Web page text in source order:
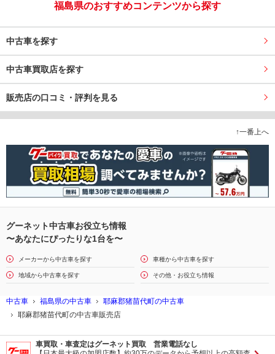
福島県のおすすめコンテンツから探す
中古車を探す
中古車買取店を探す
販売店の口コミ・評判を見る
↑一番上へ
グーネット中古車お役立ち情報
〜あなたにぴったりな1台を〜
メーカーから中古車を探す 車種から中古車を探す
地域から中古車を探す その他・お役立ち情報
中古車 福島県の中古車
耶麻郡猪苗代町の中古車
耶麻郡猪苗代町の中古車販売店
車買取・車査定はグーネット買取 営業電話なし